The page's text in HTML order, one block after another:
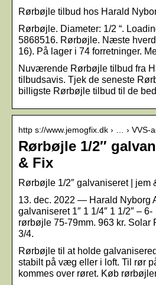
Rørbøjle tilbud hos Harald
Rørbøjle. Diameter: 1/2 “.
5868516. Rørbøjle. Næste
16). På lager i 74 forretninger.
Nuværende Rørbøjle tilbud fra
tilbudsavis. Tjek de seneste
billigste Rørbøjle tilbud til de
http s://www.jemogfix.dk › … › VVS-
Rørbøjle 1/2″
& Fix
Rørbøjle 1/2″ galvaniseret | jem
13. dec. 2022 — Harald Nyborg
galvaniseret 1″ 1 1/4″ 1 1/2″ –
rørbøjle 75-79mm. 963 kr. Solar
3/4.
Rørbøjle til at holde
stabilt på væg eller i loft. Til rør
kommes over røret. Køb